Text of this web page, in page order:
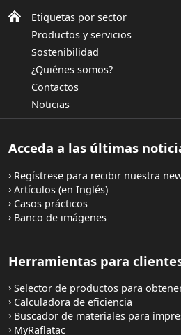
Etiquetas por sector
Productos y servicios
Sostenibilidad
¿Quiénes somos?
Contactos
Noticias
Acceda a las últimas
Regístrese para recibir nuestra
Artículos (en Inglés)
Casos prácticos
Banco de imágenes
Herramientas para
Selector de productos para
Calculadora de eficiencia
Buscador de materiales para
MyRaflatac